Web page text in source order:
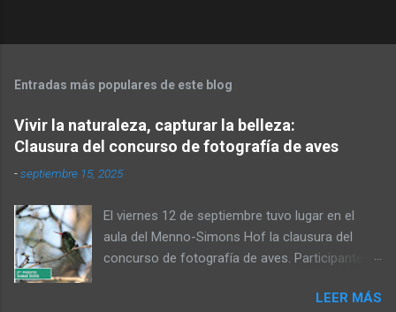
Entradas más populares de este blog
Vivir la naturaleza, capturar la belleza:
Clausura del concurso de fotografía de aves
-septiembre 15, 2025
El viernes 12 de septiembre tuvo lugar en el
aula del Menno-Simons Hof la clausura del
concurso de fotografía de aves. Participantes,
naturaleza se reunieron para admirar las fotos
LEER MÁS